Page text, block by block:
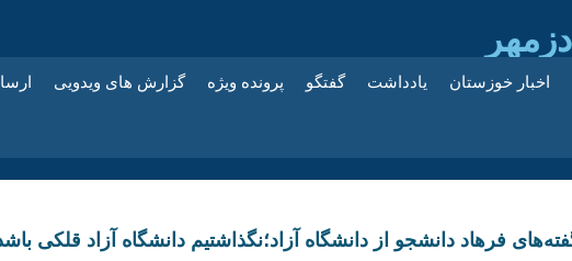
اخبار خوزستان یادداشت گفتگو پرونده ویژه گزارش های ویدویی
فرهاد دانشجو از دانشگاه آزاد؛نگذاشتیم دانشگاه آزاد قلکی